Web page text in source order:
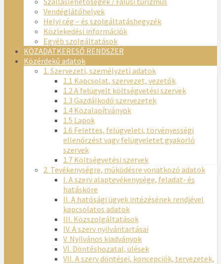
Vendéglátóhelyek
Helyi cég – és szolgáltatáshegyzék
Közlekedési információk
Egyéb szolgáltatások
KÖZADATKERESŐ RENDSZER
Közérdekű adatok
1. Szervezeti, személyzeti adatok
1.1 Kapcsolat, szervezet, vezetők
1.2 A felügyelt költségvetési szervek
1.3 Gazdálkodó szervezetek
1.4 Közalapítványok
1.5 Lapok
1.6 Felettes, felügyeleti, törvényességi
ellenőrzést vagy felügyeletet gyakorló
szervek
1.7 Költségvetési szervek
2. Tevékenységre, működésre vonatkozó adatok
I. A szerv alaptevékenysége, feladat- és
hatásköre
II. A hatósági ügyek intézésének rendjével
kapcsolatos adatok
III. Közszolgáltatások
IV. A szerv nyilvántartásai
V. Nyilvános kiadványok
VI. Döntéshozatal, ülések
VII. A szerv döntései, koncepciók, tervezetek,